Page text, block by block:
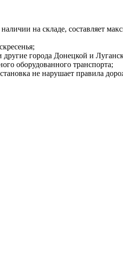
на складе, составляет
города Донецкой и
оборудованного транспорта;
не нарушает правила